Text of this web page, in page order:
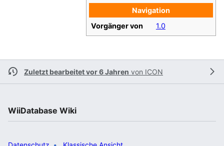
Navigation
Vorgänger von
1.0
Zuletzt bearbeitet vor 6 Jahren von ICON
WiiDatabase Wiki